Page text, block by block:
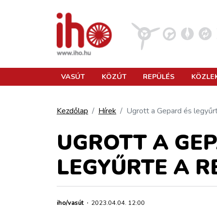
KÖZLEKEDÉSFEJLESZTÉS
ELLÁTÁSI LÁNC
VASÚT KÖZÚT REPÜLÉS
Kezdőlap Hírek Ugrott a Gepard és
UGROTT A
LEGYŰRTE A
iho/vasút · 2023.04.04. 12:00